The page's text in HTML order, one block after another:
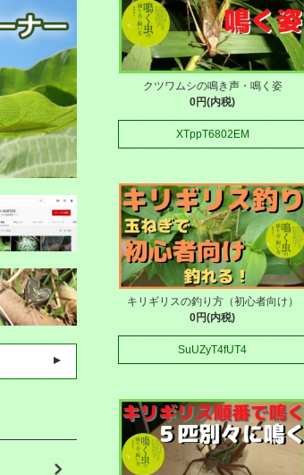
クツワムシの鳴き声・鳴く姿
0円(内税)
XTppT6802EM
キリギリスの釣り方（初心者向け）
0円(内税)
SuUZyT4fUT4